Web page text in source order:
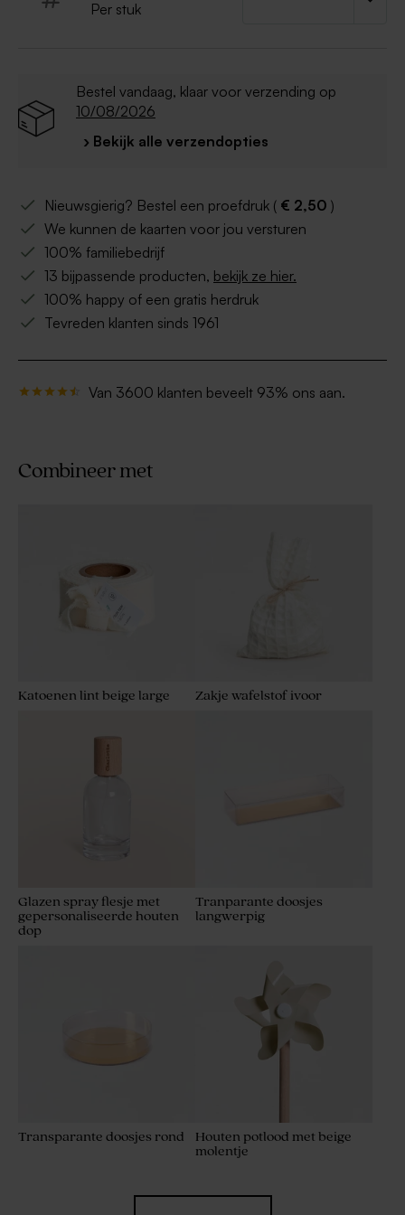
Per stuk
Bestel vandaag, klaar voor verzending op
10/08/2026
› Bekijk alle verzendopties
Nieuwsgierig? Bestel een proefdruk ( € 2,50 )
We kunnen de kaarten voor jou versturen
100% familiebedrijf
13 bijpassende producten, bekijk ze hier.
100% happy of een gratis herdruk
Tevreden klanten sinds 1961
Van 3600 klanten beveelt 93% ons aan.
Combineer met
Katoenen lint beige large Zakje wafelstof ivoor
Glazen spray flesje met
gepersonaliseerde houten
dop
Tranparante doosjes
langwerpig
Transparante doosjes rond
Houten potlood met beige
molentje